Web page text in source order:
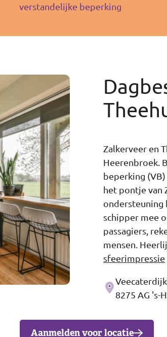
verstandelijke beperking
Zalkerveer en
Heerenbroek.
beperking
het pontje van
ondersteuning
schipper mee
passagiers,
mensen.
sfeerimpressie
Adres
8275 AG 's-
Aanmelden voor locatie